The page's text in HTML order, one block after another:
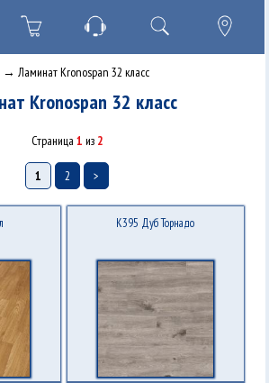
→ Ламинат Kronospan 32 класс
Kronospan 32 класс
Страница 1 из 2
1 2 >
K395 Дуб Торнадо